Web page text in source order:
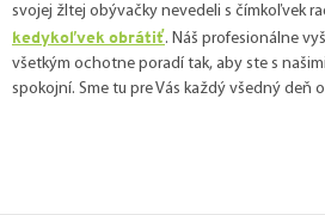
svojej žltej obývačky nevedeli s čímkoľvek
kedykoľvek obrátiť. Náš profesionálne
všetkým ochotne poradí tak, aby ste s
spokojní. Sme tu pre Vás každý všedný deň